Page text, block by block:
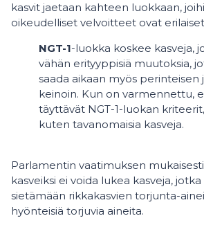
kasvit jaetaan kahteen luokkaan,
oikeudelliset velvoitteet ovat
NGT-1-luokka koskee kasveja,
vähän erityyppisiä muutoksia,
saada aikaan myös perinteisen
keinoin. Kun on varmennettu,
täyttävät NGT-1-luokan
kuten tavanomaisia kasveja.
Parlamentin vaatimuksen
kasveiksi ei voida lukea kasveja,
sietämään rikkakasvien torjunta-
hyönteisiä torjuvia aineita.